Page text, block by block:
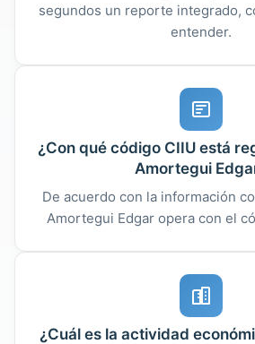
segundos un reporte integrado,
entender.
¿Con qué código CIIU está
Amortegui
De acuerdo con la información
Amortegui Edgar opera con el
¿Cuál es la actividad